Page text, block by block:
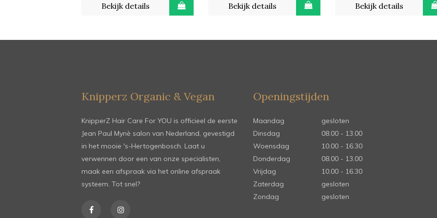
Bekijk details Bekijk details Bekijk details
Knipperz Organic & Vegan
KnipperZ Hair Care For YOU is officieel de eerste
Jean Paul Mynè salon van Nederland, gevestigd
in het mooie 's-Hertogenbosch. Laat u
verwennen door een van onze specialisten,
maak een afspraak via het online afspraak
systeem. Tot snel?
Openingstijden
Maandag
gesloten
Dinsdag
08.00 - 13.00
Woensdag
10.00 - 16.30
Donderdag
08.00 - 13.00
Vrijdag
10.00 - 16.30
Zaterdag
gesloten
Zondag
gesloten